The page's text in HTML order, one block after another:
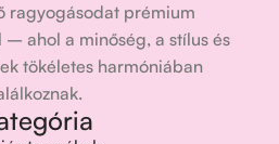
ragyogásodat prémium
ahol a minőség, a stílus és
tökéletes harmóniában